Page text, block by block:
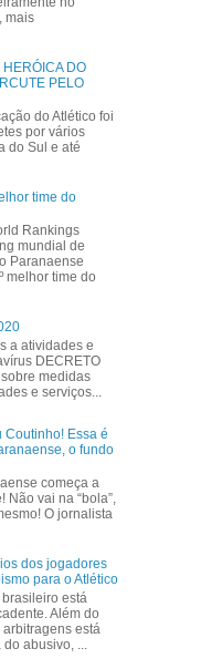
mais
DO
PELO
do Atlético foi
por vários
do Sul e até
time do
Rankings
mundial de
Paranaense
melhor time do
a atividades e
DECRETO
medidas
e serviços...
Essa é
o fundo
começa a
Não vai na “bola”,
O jornalista
dos jogadores
para o Atlético
está
Além do
está
abusivo, ...